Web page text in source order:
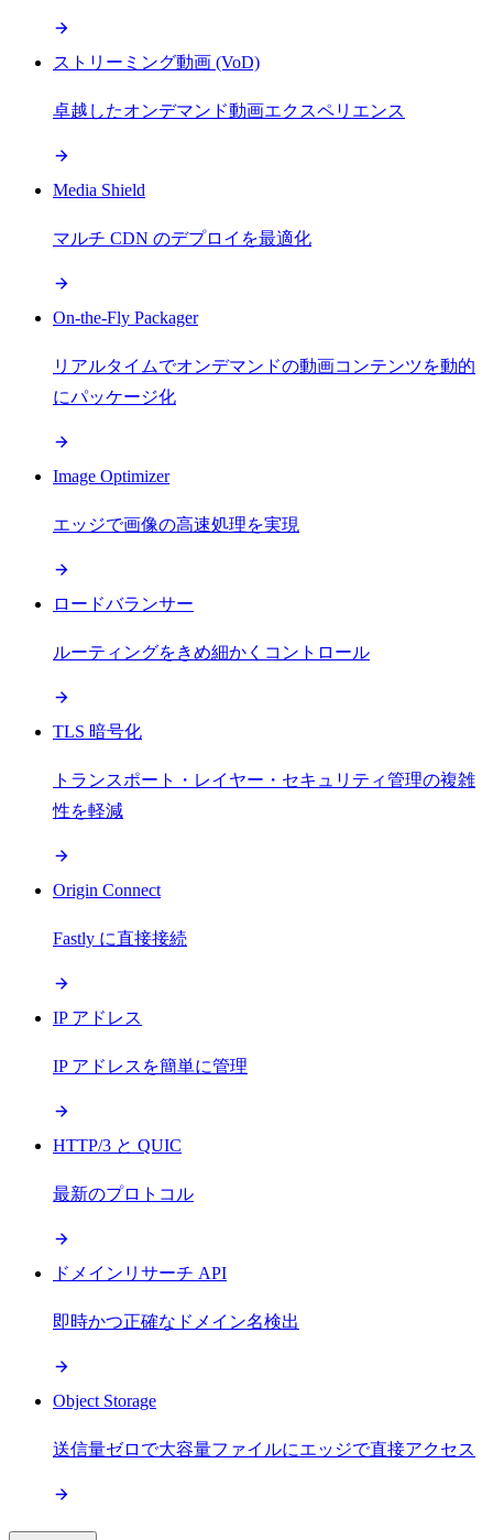
ストリーミング動画 (VoD)
卓越したオンデマンド動画エクスペリエンス
Media Shield
マルチ CDN のデプロイを最適化
On-the-Fly Packager
リアルタイムでオンデマンドの動画コンテンツを動的
にパッケージ化
Image Optimizer
エッジで画像の高速処理を実現
ロードバランサー
ルーティングをきめ細かくコントロール
TLS 暗号化
トランスポート・レイヤー・セキュリティ管理の複雑
性を軽減
Origin Connect
Fastly に直接接続
IP アドレス
IP アドレスを簡単に管理
HTTP/3 と QUIC
最新のプロトコル
ドメインリサーチ API
即時かつ正確なドメイン名検出
Object Storage
送信量ゼロで大容量ファイルにエッジで直接アクセス